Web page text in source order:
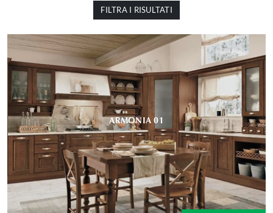
FILTRA I RISULTATI
ARMONIA 01